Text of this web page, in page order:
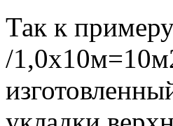
Так к
/